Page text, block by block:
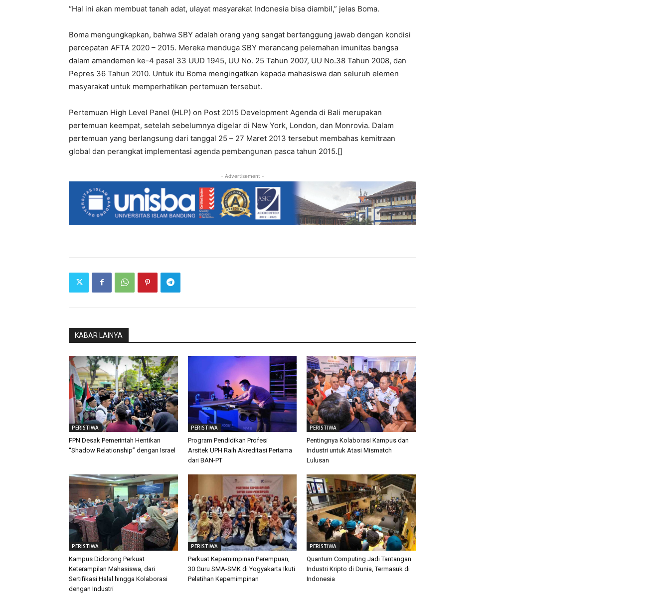
“Hal ini akan membuat tanah adat, ulayat masyarakat Indonesia bisa diambil,” jelas Boma.
Boma mengungkapkan, bahwa SBY adalah orang yang sangat bertanggung jawab dengan kondisi
percepatan AFTA 2020 – 2015. Mereka menduga SBY merancang pelemahan imunitas bangsa
dalam amandemen ke-4 pasal 33 UUD 1945, UU No. 25 Tahun 2007, UU No.38 Tahun 2008, dan
Pepres 36 Tahun 2010. Untuk itu Boma mengingatkan kepada mahasiswa dan seluruh elemen
masyarakat untuk memperhatikan pertemuan tersebut.
Pertemuan High Level Panel (HLP) on Post 2015 Development Agenda di Bali merupakan
pertemuan keempat, setelah sebelumnya digelar di New York, London, dan Monrovia. Dalam
pertemuan yang berlangsung dari tanggal 25 – 27 Maret 2013 tersebut membahas kemitraan
global dan perangkat implementasi agenda pembangunan pasca tahun 2015.[]
- Advertisement -
KABAR LAINYA
PERISTIWA
FPN Desak Pemerintah Hentikan
“Shadow Relationship” dengan Israel
PERISTIWA
Program Pendidikan Profesi
Arsitek UPH Raih Akreditasi Pertama
dari BAN-PT
PERISTIWA
Pentingnya Kolaborasi Kampus dan
Industri untuk Atasi Mismatch
Lulusan
PERISTIWA
Kampus Didorong Perkuat
Keterampilan Mahasiswa, dari
Sertifikasi Halal hingga Kolaborasi
dengan Industri
PERISTIWA
Perkuat Kepemimpinan Perempuan,
30 Guru SMA-SMK di Yogyakarta Ikuti
Pelatihan Kepemimpinan
PERISTIWA
Quantum Computing Jadi Tantangan
Industri Kripto di Dunia, Termasuk di
Indonesia